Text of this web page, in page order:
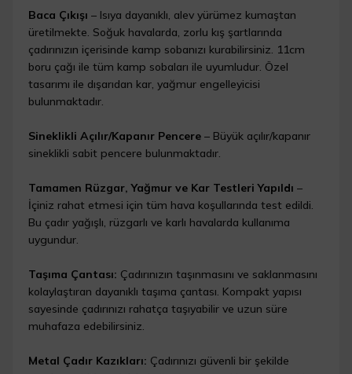
Baca Çıkışı – Isıya dayanıklı, alev yürümez kumaştan
üretilmekte. Soğuk havalarda, zorlu kış şartlarında
çadırınızın içerisinde kamp sobanızı kurabilirsiniz. 11cm
boru çağı ile tüm kamp sobaları ile uyumludur. Özel
tasarımı ile dışarıdan kar, yağmur engelleyicisi
bulunmaktadır.
Sineklikli Açılır/Kapanır Pencere – Büyük açılır/kapanır
sineklikli sabit pencere bulunmaktadır.
Tamamen Rüzgar, Yağmur ve Kar Testleri Yapıldı –
İçiniz rahat etmesi için tüm hava koşullarında test edildi.
Bu çadır yağışlı, rüzgarlı ve karlı havalarda kullanıma
uygundur.
Taşıma Çantası: Çadırınızın taşınmasını ve saklanmasını
kolaylaştıran dayanıklı taşıma çantası. Kompakt yapısı
sayesinde çadırınızı rahatça taşıyabilir ve uzun süre
muhafaza edebilirsiniz.
Metal Çadır Kazıkları: Çadırınızı güvenli bir şekilde